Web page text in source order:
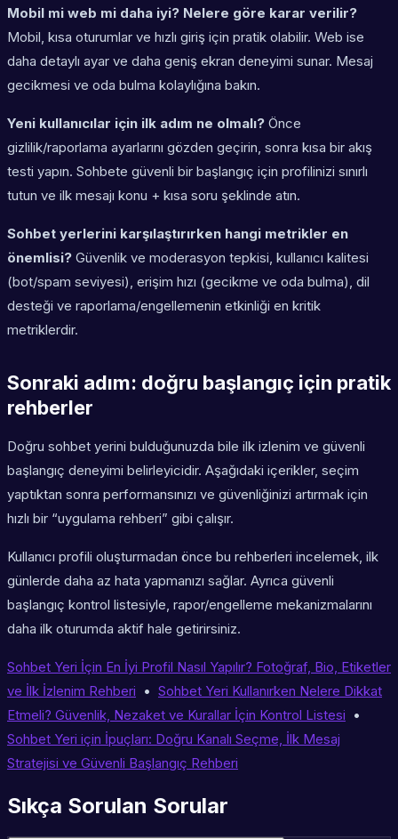
Mobil mi web mi daha iyi? Nelere göre karar verilir?
Mobil, kısa oturumlar ve hızlı giriş için pratik olabilir. Web ise
daha detaylı ayar ve daha geniş ekran deneyimi sunar. Mesaj
gecikmesi ve oda bulma kolaylığına bakın.
Yeni kullanıcılar için ilk adım ne olmalı? Önce
gizlilik/raporlama ayarlarını gözden geçirin, sonra kısa bir akış
testi yapın. Sohbete güvenli bir başlangıç için profilinizi sınırlı
tutun ve ilk mesajı konu + kısa soru şeklinde atın.
Sohbet yerlerini karşılaştırırken hangi metrikler en
önemlisi? Güvenlik ve moderasyon tepkisi, kullanıcı kalitesi
(bot/spam seviyesi), erişim hızı (gecikme ve oda bulma), dil
desteği ve raporlama/engellemenin etkinliği en kritik
metriklerdir.
Sonraki adım: doğru başlangıç için pratik
rehberler
Doğru sohbet yerini bulduğunuzda bile ilk izlenim ve güvenli
başlangıç deneyimi belirleyicidir. Aşağıdaki içerikler, seçim
yaptıktan sonra performansınızı ve güvenliğinizi artırmak için
hızlı bir “uygulama rehberi” gibi çalışır.
Kullanıcı profili oluşturmadan önce bu rehberleri incelemek, ilk
günlerde daha az hata yapmanızı sağlar. Ayrıca güvenli
başlangıç kontrol listesiyle, rapor/engelleme mekanizmalarını
daha ilk oturumda aktif hale getirirsiniz.
Sohbet Yeri İçin En İyi Profil Nasıl Yapılır? Fotoğraf, Bio, Etiketler
ve İlk İzlenim Rehberi • Sohbet Yeri Kullanırken Nelere Dikkat
Etmeli? Güvenlik, Nezaket ve Kurallar İçin Kontrol Listesi •
Sohbet Yeri için İpuçları: Doğru Kanalı Seçme, İlk Mesaj
Stratejisi ve Güvenli Başlangıç Rehberi
Sıkça Sorulan Sorular